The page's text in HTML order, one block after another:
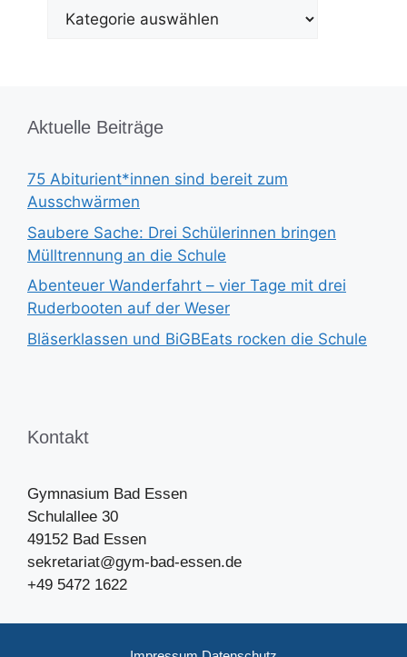
Aktuelle Beiträge
75 Abiturient*innen sind bereit zum
Ausschwärmen
Saubere Sache: Drei Schülerinnen bringen
Mülltrennung an die Schule
Abenteuer Wanderfahrt – vier Tage mit drei
Ruderbooten auf der Weser
Bläserklassen und BiGBEats rocken die Schule
Kontakt
Gymnasium Bad Essen
Schulallee 30
49152 Bad Essen
sekretariat@gym-bad-essen.de
+49 5472 1622